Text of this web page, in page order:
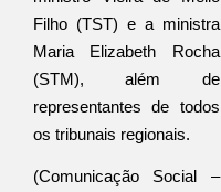
Filho (TST) e a ministra
Maria Elizabeth Rocha
(STM), além de
representantes de todos
os tribunais regionais.
(Comunicação Social –